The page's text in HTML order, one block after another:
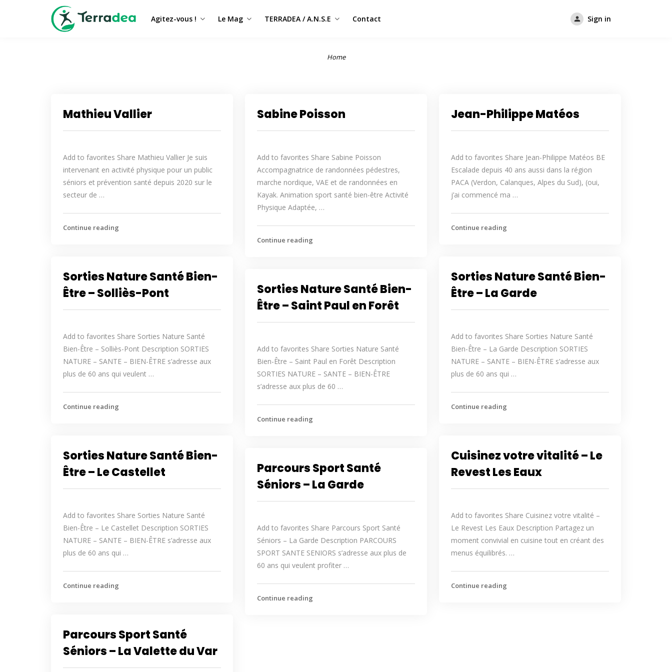
Agitez-vous ! Le Mag TERRADEA / A.N.S.E Contact Sign in
Home
Mathieu Vallier
Add to favorites Share Mathieu Vallier Je suis
intervenant en activité physique pour un public
séniors et prévention santé depuis 2020 sur le
secteur de …
Continue reading
Sabine Poisson
Add to favorites Share Sabine Poisson
Accompagnatrice de randonnées pédestres,
marche nordique, VAE et de randonnées en
Kayak. Animation sport santé bien-être Activité
Physique Adaptée, …
Continue reading
Jean-Philippe Matéos
Add to favorites Share Jean-Philippe Matéos BE
Escalade depuis 40 ans aussi dans la région
PACA (Verdon, Calanques, Alpes du Sud), (oui,
j’ai commencé ma …
Continue reading
Sorties Nature Santé Bien-
Être – Solliès-Pont
Add to favorites Share Sorties Nature Santé
Bien-Être – Solliès-Pont Description SORTIES
NATURE – SANTE – BIEN-ÊTRE s’adresse aux
plus de 60 ans qui veulent …
Continue reading
Sorties Nature Santé Bien-
Être – La Garde
Add to favorites Share Sorties Nature Santé
Bien-Être – La Garde Description SORTIES
NATURE – SANTE – BIEN-ÊTRE s’adresse aux
plus de 60 ans qui …
Continue reading
Sorties Nature Santé Bien-
Être – Saint Paul en Forêt
Add to favorites Share Sorties Nature Santé
Bien-Être – Saint Paul en Forêt Description
SORTIES NATURE – SANTE – BIEN-ÊTRE
s’adresse aux plus de 60 …
Continue reading
Sorties Nature Santé Bien-
Être – Le Castellet
Add to favorites Share Sorties Nature Santé
Bien-Être – Le Castellet Description SORTIES
NATURE – SANTE – BIEN-ÊTRE s’adresse aux
plus de 60 ans qui …
Continue reading
Cuisinez votre vitalité – Le
Revest Les Eaux
Add to favorites Share Cuisinez votre vitalité –
Le Revest Les Eaux Description Partagez un
moment convivial en cuisine tout en créant des
menus équilibrés. …
Continue reading
Parcours Sport Santé
Séniors – La Garde
Add to favorites Share Parcours Sport Santé
Séniors – La Garde Description PARCOURS
SPORT SANTE SENIORS s’adresse aux plus de
60 ans qui veulent profiter …
Continue reading
Parcours Sport Santé
Séniors – La Valette du Var